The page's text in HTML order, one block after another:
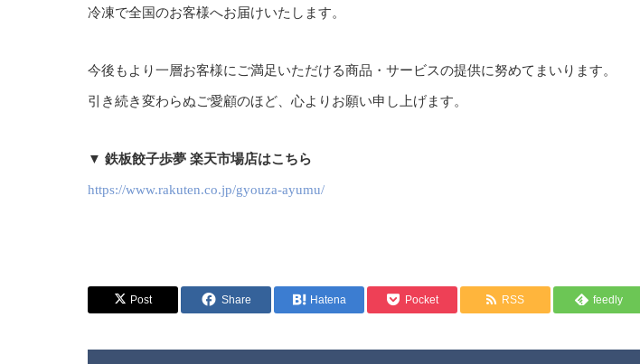
冷凍で全国のお客様へお届けいたします。
今後もより一層お客様にご満足いただける商品・サービスの提供に努めてまいります。
引き続き変わらぬご愛顧のほど、心よりお願い申し上げます。
▼ 鉄板餃子歩夢 楽天市場店はこちら
https://www.rakuten.co.jp/gyouza-ayumu/
Post Share Hatena Pocket RSS feedly